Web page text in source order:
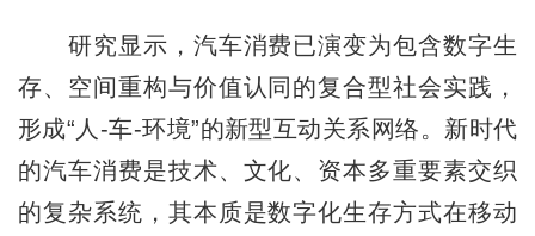
研究显示，汽车消费已演变为包含数字生
存、空间重构与价值认同的复合型社会实践，
形成“人-车-环境”的新型互动关系网络。新时代
的汽车消费是技术、文化、资本多重要素交织
的复杂系统，其本质是数字化生存方式在移动